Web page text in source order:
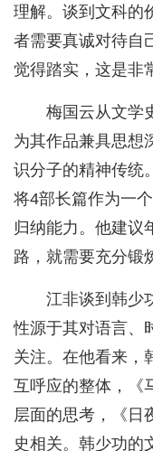
理解。谈到文科的
者需要真诚对待自
觉得踏实，这是非
梅国云从文学
为其作品兼具思想
识分子的精神传统
将4部长篇作为一
归纳能力。他建议
路，就需要充分锻
江非谈到韩少
性源于其对语言、
关注。在他看来，
互呼应的整体，《
层面的思考，《日
史相关。韩少功的